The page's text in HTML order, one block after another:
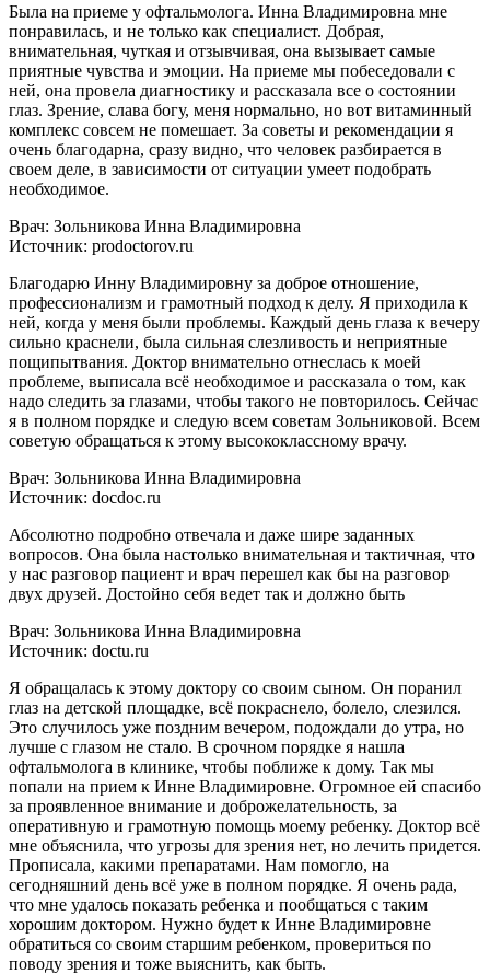
Была на приеме у офтальмолога. Инна Владимировна мне
понравилась, и не только как специалист. Добрая,
внимательная, чуткая и отзывчивая, она вызывает самые
приятные чувства и эмоции. На приеме мы побеседовали с
ней, она провела диагностику и рассказала все о состоянии
глаз. Зрение, слава богу, меня нормально, но вот витаминный
комплекс совсем не помешает. За советы и рекомендации я
очень благодарна, сразу видно, что человек разбирается в
своем деле, в зависимости от ситуации умеет подобрать
необходимое.
Врач: Зольникова Инна Владимировна
Источник: prodoctorov.ru
Благодарю Инну Владимировну за доброе отношение,
профессионализм и грамотный подход к делу. Я приходила к
ней, когда у меня были проблемы. Каждый день глаза к вечеру
сильно краснели, была сильная слезливость и неприятные
пощипытвания. Доктор внимательно отнеслась к моей
проблеме, выписала всё необходимое и рассказала о том, как
надо следить за глазами, чтобы такого не повторилось. Сейчас
я в полном порядке и следую всем советам Зольниковой. Всем
советую обращаться к этому высококлассному врачу.
Врач: Зольникова Инна Владимировна
Источник: docdoc.ru
Абсолютно подробно отвечала и даже шире заданных
вопросов. Она была настолько внимательная и тактичная, что
у нас разговор пациент и врач перешел как бы на разговор
двух друзей. Достойно себя ведет так и должно быть
Врач: Зольникова Инна Владимировна
Источник: doctu.ru
Я обращалась к этому доктору со своим сыном. Он поранил
глаз на детской площадке, всё покраснело, болело, слезился.
Это случилось уже поздним вечером, подождали до утра, но
лучше с глазом не стало. В срочном порядке я нашла
офтальмолога в клинике, чтобы поближе к дому. Так мы
попали на прием к Инне Владимировне. Огромное ей спасибо
за проявленное внимание и доброжелательность, за
оперативную и грамотную помощь моему ребенку. Доктор всё
мне объяснила, что угрозы для зрения нет, но лечить придется.
Прописала, какими препаратами. Нам помогло, на
сегодняшний день всё уже в полном порядке. Я очень рада,
что мне удалось показать ребенка и пообщаться с таким
хорошим доктором. Нужно будет к Инне Владимировне
обратиться со своим старшим ребенком, провериться по
поводу зрения и тоже выяснить, как быть.